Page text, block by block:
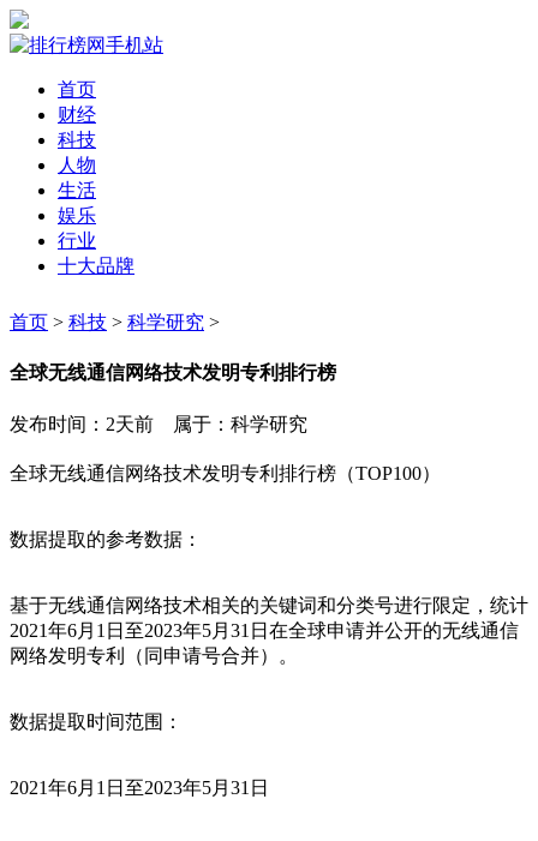
首页
财经
科技
人物
生活
娱乐
行业
十大品牌
首页 > 科技 > 科学研究 >
全球无线通信网络技术发明专利排行榜
发布时间：2天前 属于：科学研究
全球无线通信网络技术发明专利排行榜（TOP100）
数据提取的参考数据：
基于无线通信网络技术相关的关键词和分类号进行限定，统计
2021年6月1日至2023年5月31日在全球申请并公开的无线通信
网络发明专利（同申请号合并）。
数据提取时间范围：
2021年6月1日至2023年5月31日